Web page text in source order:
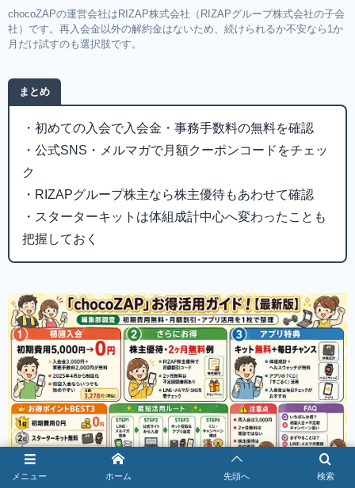
chocoZAPの運営会社はRIZAP株式会社（RIZAPグループ株式会社の子会
社）です。再入会金以外の解約金はないため、続けられるか不安なら1か
月だけ試すのも選択肢です。
まとめ
・初めての入会で入会金・事務手数料の無料を確認
・公式SNS・メルマガで月額クーポンコードをチェッ
ク
・RIZAPグループ株主なら株主優待もあわせて確認
・スターターキットは体組成計中心へ変わったことも
把握しておく
メニュー 検索
ホーム 先頭へ